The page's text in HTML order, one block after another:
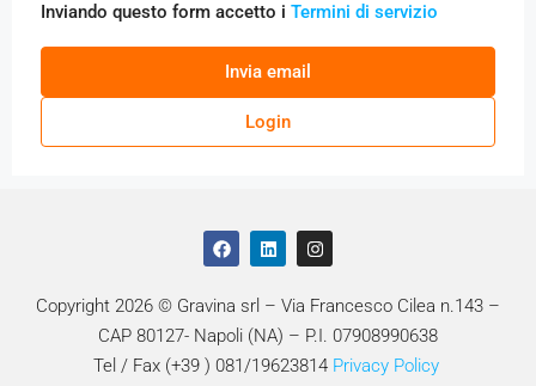
Inviando questo form accetto i Termini di servizio
Invia email
Login
Copyright 2026 © Gravina srl – Via Francesco Cilea n.143 –
CAP 80127- Napoli (NA) – P.I. 07908990638
Tel / Fax (+39 ) 081/19623814 Privacy Policy